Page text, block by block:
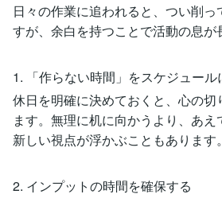
日々の作業に追われると、つい削
すが、余白を持つことで活動の息が
1. 「作らない時間」をスケジュール
休日を明確に決めておくと、心の切
ます。無理に机に向かうより、あえ
新しい視点が浮かぶこともあります。
2. インプットの時間を確保する